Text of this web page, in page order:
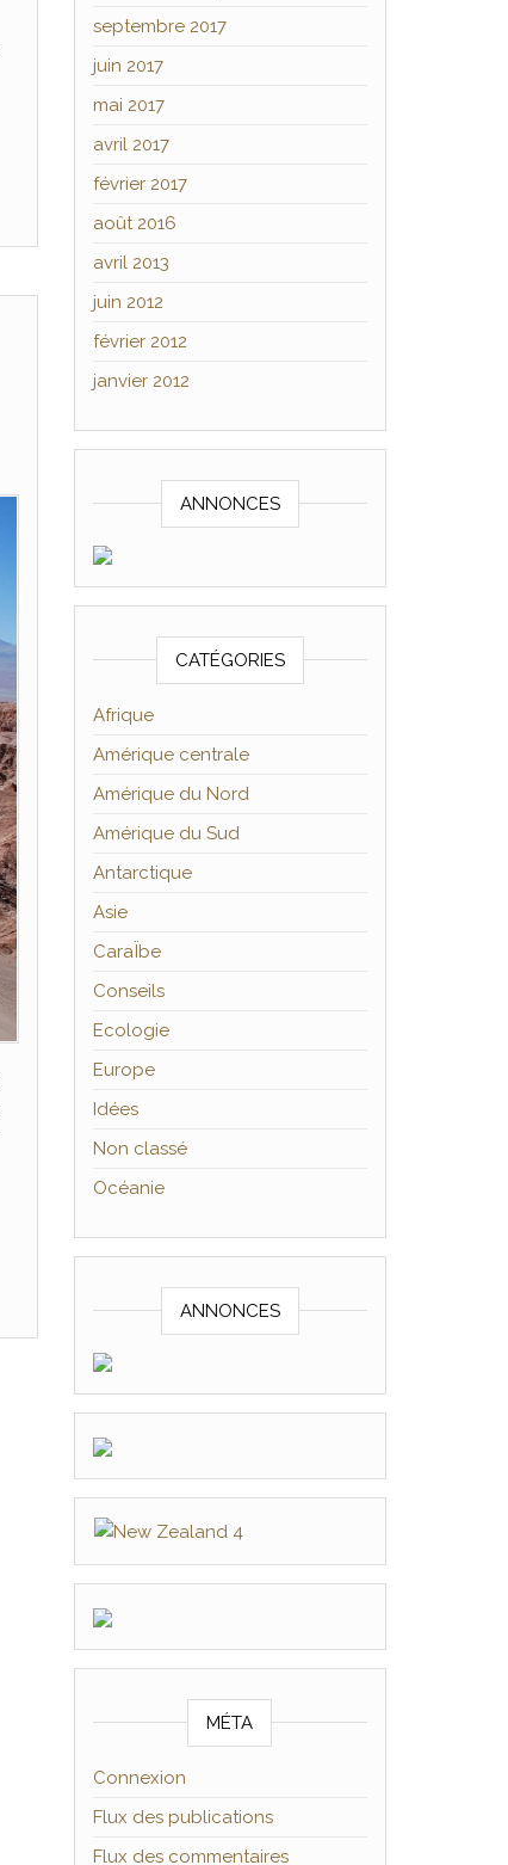
septembre 2017
juin 2017
mai 2017
avril 2017
février 2017
août 2016
avril 2013
juin 2012
février 2012
janvier 2012
ANNONCES
CATÉGORIES
Afrique
Amérique centrale
Amérique du Nord
Amérique du Sud
Antarctique
Asie
CaraÏbe
Conseils
Ecologie
Europe
Idées
Non classé
Océanie
ANNONCES
MÉTA
Connexion
Flux des publications
Flux des commentaires